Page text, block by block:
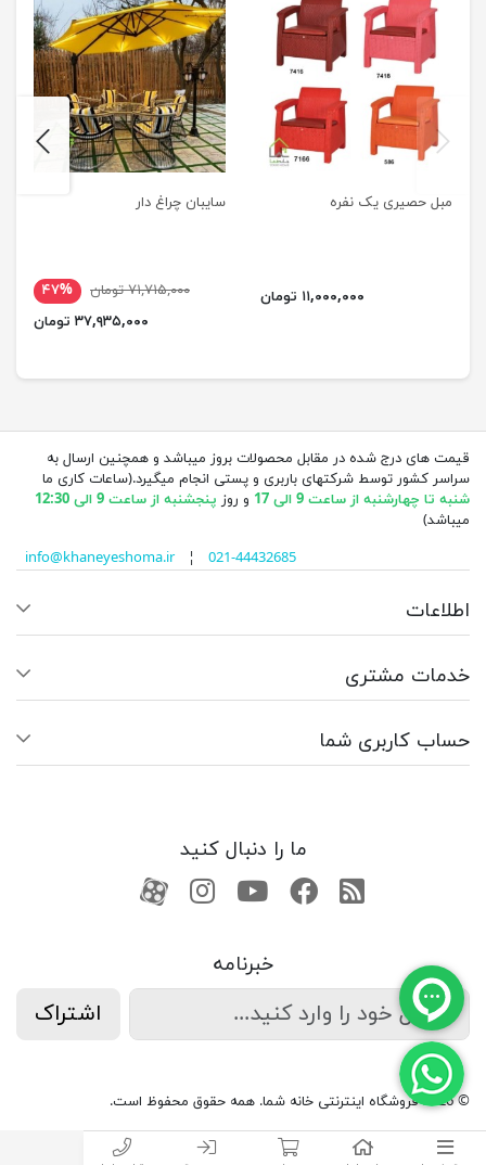
مبل حصیری یک نفره
۱۱,۰۰۰,۰۰۰ تومان
سایبان چراغ دار
۷۱,۷۱۵,۰۰۰ تومان
۴۷%
۳۷,۹۳۵,۰۰۰ تومان
previus
قیمت های درج شده در مقابل محصولات بروز میباشد و همچنین ارسال به
سراسر کشور توسط شرکتهای باربری و پستی انجام میگیرد.(ساعات کاری ما
شنبه تا چهارشنبه از ساعت 9 الی 17
و روز پنجشنبه از ساعت 9 الی 12:30
میباشد)
info@khaneyeshoma.ir¦ 021-44432685
اطلاعات
خدمات مشتری
حساب کاربری شما
ما را دنبال کنید
RSSفیسبوکیوتیوبکانال آپارات
کانال آپارات
خبرنامه
اشتراک
© 2026 فروشگاه اینترنتی خانه شما. همه حقوق محفوظ است.